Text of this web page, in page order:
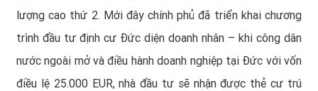
lượng cao thứ 2. Mới đây chính phủ đã triển khai chương
trình đầu tư định cư Đức diện doanh nhân – khi công dân
nước ngoài mở và điều hành doanh nghiệp tại Đức với vốn
điều lệ 25.000 EUR, nhà đầu tư sẽ nhận được thẻ cư trú